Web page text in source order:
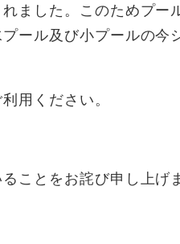
ました。このためプー
ール及び小プールの今
用ください。
ことをお詫び申し上げ